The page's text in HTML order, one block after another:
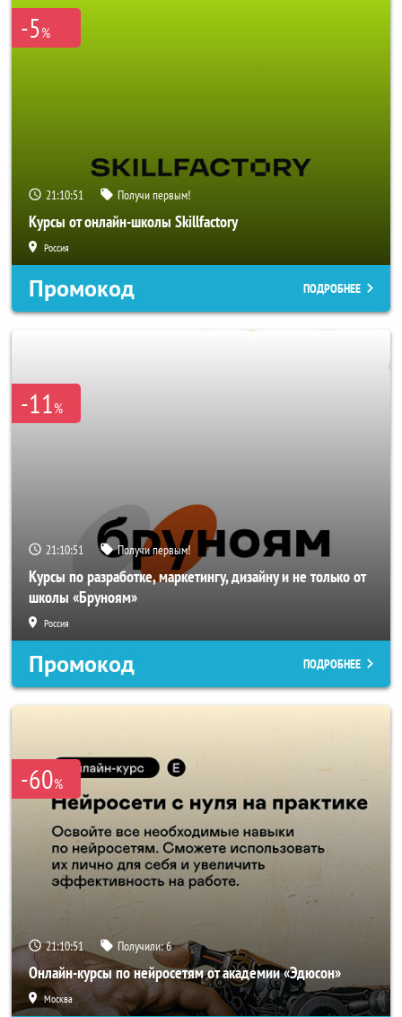
-5%
21:10:50 Получи первым!
Курсы от онлайн-школы Skillfactory
Россия
Промокод ПОДРОБНЕЕ
-11%
21:10:50 Получи первым!
Курсы по разработке, маркетингу, дизайну и не только от
школы «Бруноям»
Россия
Промокод ПОДРОБНЕЕ
-60%
21:10:50 Получили:6
Онлайн-курсы по нейросетям от академии «Эдюсон»
Москва